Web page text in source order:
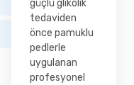
güçlü glikolik
tedaviden
önce pamuklu
pedlerle
uygulanan
profesyonel